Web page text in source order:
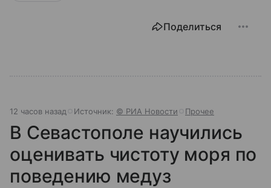
Поделиться
12 часов назад Источник: © РИА Новости Прочее
В Севастополе научились
оценивать чистоту моря по
поведению медуз